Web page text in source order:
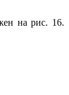
на рис. 16.